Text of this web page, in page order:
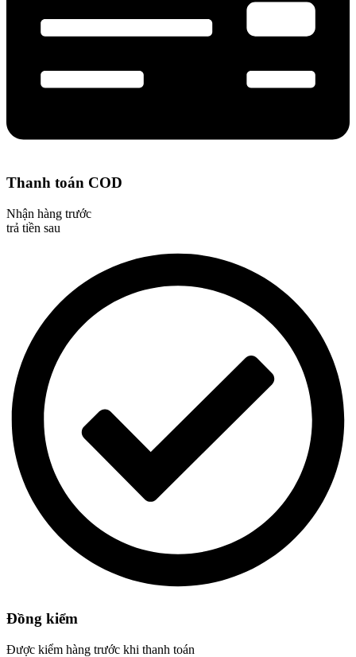
Thanh toán COD
Nhận hàng trước
trả tiền sau
Đồng kiểm
Được kiểm hàng trước khi thanh toán